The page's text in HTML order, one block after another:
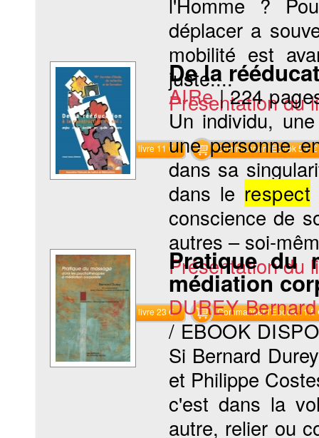
déplacer a
mobilité est
juste....
Présentation du
Commander le livre 11 € Commander l'Ebook 5.4 €
De la
AIRe |224
Un individu,
une personne
dans sa
dans le respect
conscience de
autres – soi-
Présentation du
Commander le livre 23 € Commander l'Ebook 11.5
Pratique du
médiation
DUREY Bernard
/ EBOOK
Si Bernard
et Philippe
c'est dans la
autre, relier ou